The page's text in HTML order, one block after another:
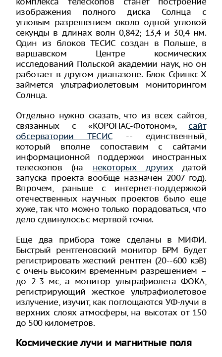
изображения полного диска Солнца с
угловым разрешением около одной угловой
секунды в длинах волн 0,842; 13,4 и 30,4 нм.
Один из блоков ТЕСИС создан в Польше, в
варшавском Центре космических
исследований Польской академии наук, но он
работает в другом диапазоне. Блок Сфинкс-Х
займется ультрафиолетовым мониторингом
Солнца.
Отдельно нужно сказать, что из всех сайтов,
связанных с «КОРОНАС-Фотоном», сайт
обсерватории ТЕСИС-- единственный,
который вполне сопоставим с сайтами
информационной поддержки иностранных
телескопов (на некоторых другихдатой
запуска проекта вообще назначен 2007 год).
Впрочем, раньше с интернет-поддержкой
отечественных научных проектов было еще
хуже, так что можно только порадоваться, что
дело сдвинулось с мертвой точки.
Еще два прибора тоже сделаны в МИФИ.
Быстрый рентгеновский монитор БРМ будет
регистрировать жесткий рентген (20--600 кэВ)
с очень высоким временным разрешением –
до 2-3 мс, а монитор ультрафиолета ФОКА,
регистрирующий жесткое ультрафиолетовое
излучение, изучит, как поглощаются УФ-лучи в
верхних слоях атмосферы, на высотах от 150
до 500 километров.
Космические лучи и магнитные поля